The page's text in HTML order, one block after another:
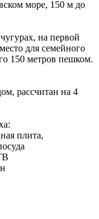
море, 150 м до
на первой
для семейного
150 метров пешком.
рассчитан на 4
плита,